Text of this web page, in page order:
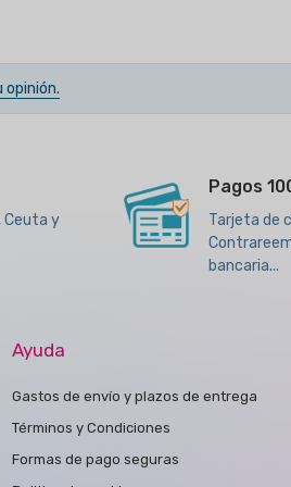
opinión.
Ceuta y
Pagos
Tarjeta de
bancaria...
Ayuda
Gastos de envío y plazos de entrega
Términos y Condiciones
Formas de pago seguras